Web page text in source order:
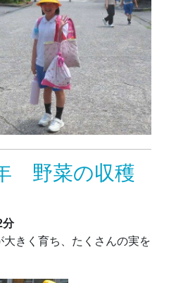
野菜の収穫
分
きく育ち、たくさんの実を